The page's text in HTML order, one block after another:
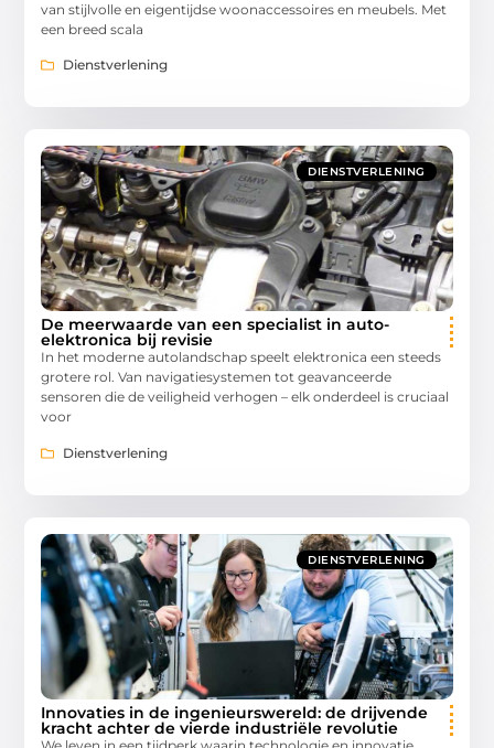
van stijlvolle en eigentijdse woonaccessoires en meubels. Met
een breed scala
Dienstverlening
DIENSTVERLENING
De meerwaarde van een specialist in auto-
elektronica bij revisie
In het moderne autolandschap speelt elektronica een steeds
grotere rol. Van navigatiesystemen tot geavanceerde
sensoren die de veiligheid verhogen – elk onderdeel is cruciaal
voor
Dienstverlening
DIENSTVERLENING
Innovaties in de ingenieurswereld: de drijvende
kracht achter de vierde industriële revolutie